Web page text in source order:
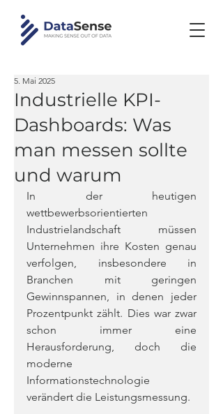
Industrielle KPI-
Dashboards: Was
man messen sollte
und warum
5. Mai 2025
In der heutigen
wettbewerbsorientierten
Industrielandschaft müssen
Unternehmen ihre Kosten genau
verfolgen, insbesondere in
Branchen mit geringen
Gewinnspannen, in denen jeder
Prozentpunkt zählt. Dies war zwar
schon immer eine
Herausforderung, doch die
moderne
Informationstechnologie
verändert die Leistungsmessung.